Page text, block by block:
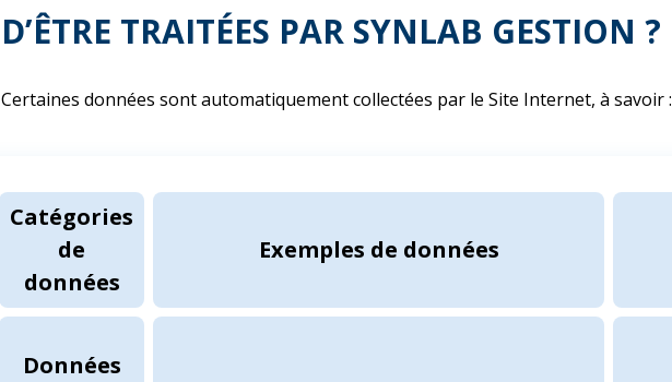
D’ÊTRE TRAITÉES PAR SYNLAB GESTION ?
Certaines données sont automatiquement collectées par le Site Internet, à savoir :
Catégories
de
données
Exemples de données
Données